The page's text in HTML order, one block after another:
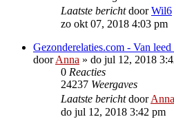
Laatste berichtdoorWil6
zo okt 07, 2018 4:03 pm
Gezonderelaties.com - Van
doorAnna » do jul 12, 2018
0 Reacties
24237 Weergaves
Laatste berichtdoorAnna
do jul 12, 2018 3:42 pm